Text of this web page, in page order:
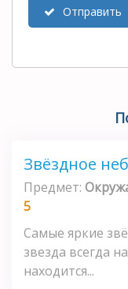
Отправить
Звёздное
Предмет:
5
Самые яркие
звезда всегда
находится...